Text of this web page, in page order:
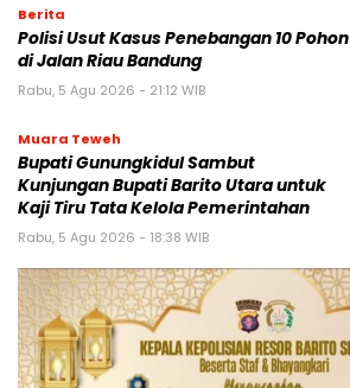
Berita
Polisi Usut Kasus Penebangan 10 Pohon
di Jalan Riau Bandung
Rabu, 5 Agu 2026 - 21:12 WIB
Muara Teweh
Bupati Gunungkidul Sambut
Kunjungan Bupati Barito Utara untuk
Kaji Tiru Tata Kelola Pemerintahan
Rabu, 5 Agu 2026 - 18:38 WIB